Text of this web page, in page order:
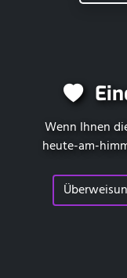
Wenn Ihnen
heute-am-